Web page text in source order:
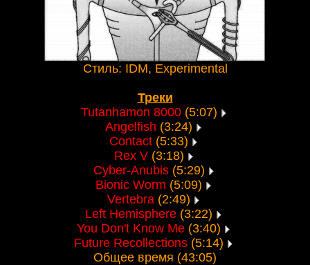
Стиль: IDM, Experimental
Треки
Tutanhamon 8000(5:07)
Angelfish (3:24)
Contact (5:33)
Rex V(3:18)
Cyber-Anubis(5:29)
Bionic Worm (5:09)
Vertebra (2:49)
Left Hemisphere (3:22)
You Don't Know Me (3:40)
Future Recollections (5:14)
Общее время (43:05)